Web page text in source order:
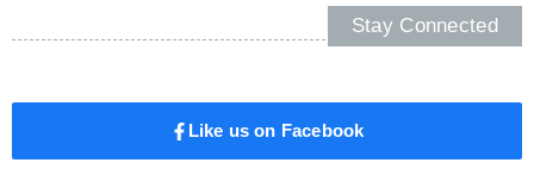
Stay Connected
Like us on Facebook